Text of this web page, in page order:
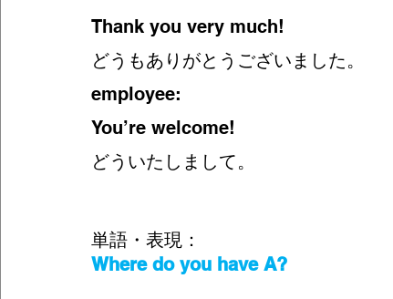
Thank you very much!
どうもありがとうございました。
employee:
You’re welcome!
どういたしまして。
単語・表現：
Where do you have A?